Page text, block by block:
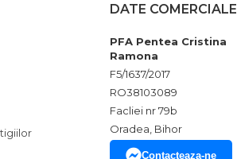
DATE COMERCIALE
PFA Pentea Cristina
Ramona
F5/1637/2017
RO38103089
Facliei nr 79b
Oradea, Bihor
Contacteaza-ne